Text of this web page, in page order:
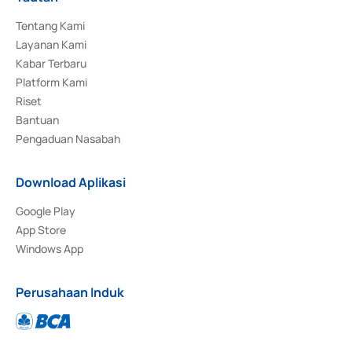
Tentang Kami
Layanan Kami
Kabar Terbaru
Platform Kami
Riset
Bantuan
Pengaduan Nasabah
Download Aplikasi
Google Play
App Store
Windows App
Perusahaan Induk